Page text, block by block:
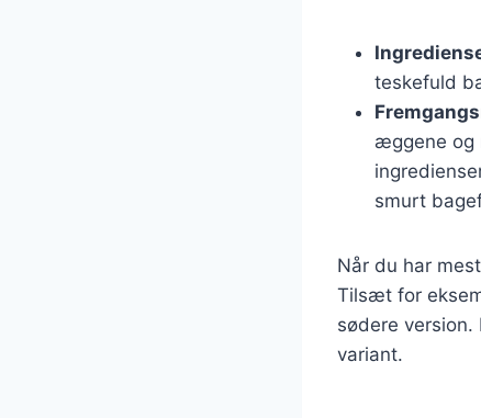
teskefuld
æggene og
smurt
Når du har
Tilsæt for
sødere
variant.